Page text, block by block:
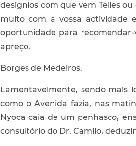
designios com que vem Telles
muito com a vossa actividade
oportunidade para
apreço.
Borges de Medeiros.
Lamentavelmente, sendo mais
como o Avenida fazia, nas
Nyoca caia de um penhasco,
consultório do Dr. Camilo,